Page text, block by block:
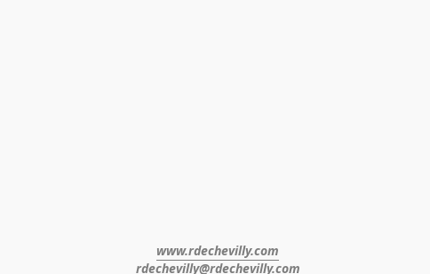
www.rdechevilly.com
rdechevilly@rdechevilly.com